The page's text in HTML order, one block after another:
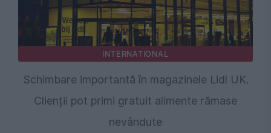
INTERNATIONAL
Schimbare importantă în magazinele Lidl UK.
Clienții pot primi gratuit alimente rămase
nevândute